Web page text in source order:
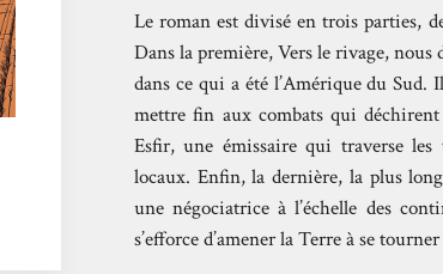
Le roman est divisé en trois parties,
Dans la première, Vers le rivage,
dans ce qui a été l’Amérique du
mettre fin aux combats qui
Esfir, une émissaire qui traverse les
locaux. Enfin, la dernière, la plus
une négociatrice à l’échelle des
s’efforce d’amener la Terre à se